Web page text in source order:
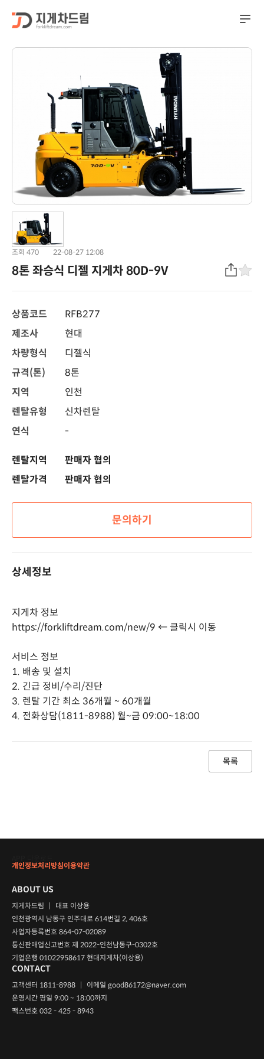
조회 470 22-08-27 12:08
8톤 좌승식 디젤 지게차 80D-9V
상품코드
RFB277
제조사
현대
차량형식
디젤식
규격(톤)
8톤
지역
인천
렌탈유형
신차렌탈
연식
-
렌탈지역
판매자 협의
렌탈가격
판매자 협의
문의하기
상세정보
지게차 정보
https://forkliftdream.com/new/9 ← 클릭시 이동
서비스 정보
1. 배송 및 설치
2. 긴급 정비/수리/진단
3. 렌탈 기간 최소 36개월 ~ 60개월
4. 전화상담(1811-8988) 월~금 09:00~18:00
목록
개인정보처리방침이용약관
ABOUT US
지게차드림
대표 이상용
인천광역시 남동구 인주대로 614번길 2, 406호
사업자등록번호 864-07-02089
통신판매업신고번호 제 2022-인천남동구-0302호
기업은행 01022958617 현대지게차(이상용)
CONTACT
고객센터 1811-8988 이메일 good86172@naver.com
운영시간 평일 9:00 ~ 18:00까지
팩스번호 032 - 425 - 8943